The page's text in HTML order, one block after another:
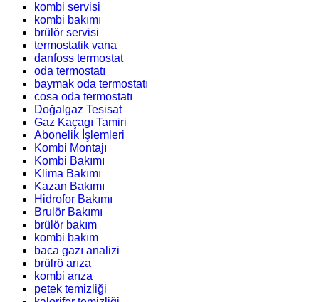
kombi servisi
kombi bakımı
brülör servisi
termostatik vana
danfoss termostat
oda termostatı
baymak oda termostatı
cosa oda termostatı
Doğalgaz Tesisat
Gaz Kaçagı Tamiri
Abonelik İşlemleri
Kombi Montajı
Kombi Bakımı
Klima Bakımı
Kazan Bakımı
Hidrofor Bakımı
Brulör Bakımı
brülör bakım
kombi bakım
baca gazı analizi
brülrö arıza
kombi arıza
petek temizliği